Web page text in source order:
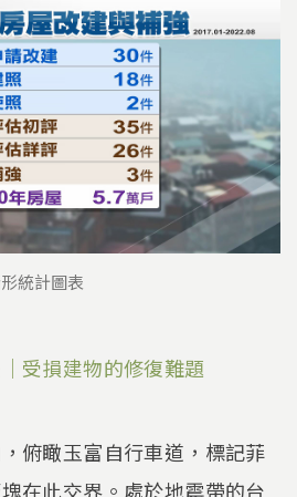
統計圖表
受損建物的修復難題
俯瞰玉富自行車道，標記菲
在此交界。處於地震帶的台